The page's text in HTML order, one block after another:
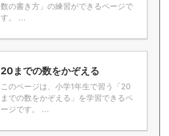
数の書き方」の練習ができるページで
す。 ...
20までの数をかぞえる
このページは、小学1年生で習う「20
までの数をかぞえる」を学習できるペ
ージです。 ...